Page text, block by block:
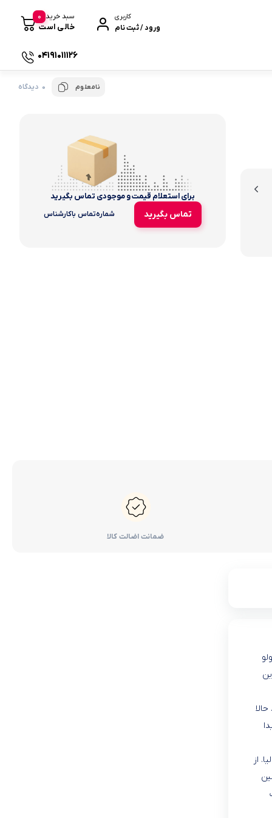
کاربری
ورود / ثبت نام
سبد خرید
خالی است
0
04191011126
نامعلوم 0 دیدگاه
برای استعلام قیمت و موجودی تماس بگیرید
تماس بگیرید شماره‌تماس‌ با‌کارشناس
ضمانت اضالت کالا
از